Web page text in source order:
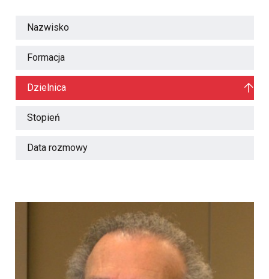
Nazwisko
Formacja
Dzielnica
Stopień
Data rozmowy